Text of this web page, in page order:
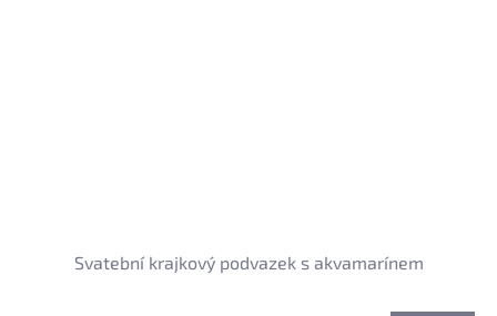
Svatební krajkový podvazek s akvamarínem